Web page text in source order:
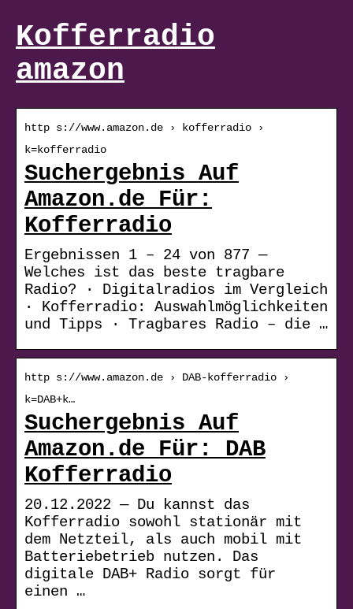
Kofferradio
amazon
http s://www.amazon.de › kofferradio ›
k=kofferradio
Suchergebnis Auf
Amazon.de Für:
Kofferradio
Ergebnissen 1 – 24 von 877 —
Welches ist das beste tragbare
Radio? · Digitalradios im Vergleich
· Kofferradio: Auswahlmöglichkeiten
und Tipps · Tragbares Radio – die …
http s://www.amazon.de › DAB-kofferradio ›
k=DAB+k…
Suchergebnis Auf
Amazon.de Für: DAB
Kofferradio
20.12.2022 — Du kannst das
Kofferradio sowohl stationär mit
dem Netzteil, als auch mobil mit
Batteriebetrieb nutzen. Das
digitale DAB+ Radio sorgt für
einen …